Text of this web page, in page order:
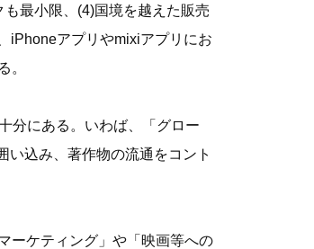
最小限、(4)国境を越えた販売
iPhoneアプリやmixiアプリにお
。
分にある。いわば、「グロー
込み、著作物の流通をコント
ーケティング」や「映画等への